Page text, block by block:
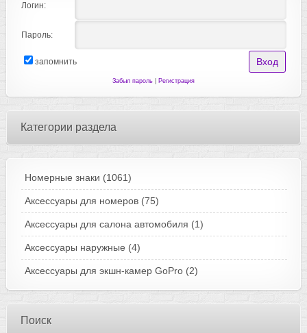
Логин:
Пароль:
запомнить
Забыл пароль| Регистрация
Категории раздела
Номерные знаки (1061)
Аксессуары для номеров (75)
Аксессуары для салона автомобиля (1)
Аксессуары наружные (4)
Аксессуары для экшн-камер GoPro (2)
Поиск